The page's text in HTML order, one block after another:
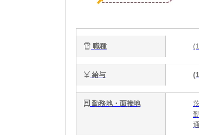
職種
給与
勤務地・面接地